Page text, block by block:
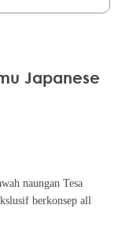
Japanese
naungan Tesa
berkonsep all